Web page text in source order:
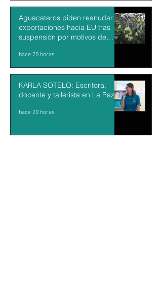
Aguacateros piden reanudar
exportaciones hacia EU tras
suspensión por motivos de
hace 20 horas
KARLA SOTELO: Escritora,
docente y tallerista en La Paz
hace 20 horas